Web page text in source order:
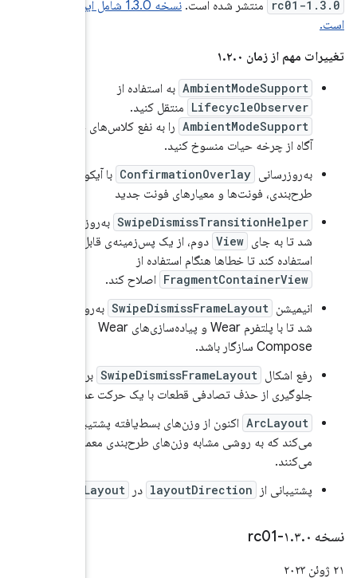
شامل این کامیت‌ها
آیکون‌ها/
ترسیم
به‌روزرسانی
برای
عمودی
معمولی عمل